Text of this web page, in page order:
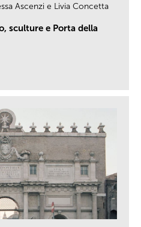
Ascenzi e Livia Concetta
sculture e Porta della